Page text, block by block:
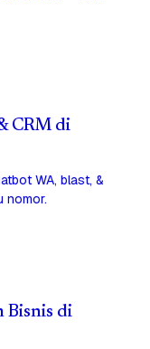
CRM di
WA, blast, &
nomor.
Bisnis di